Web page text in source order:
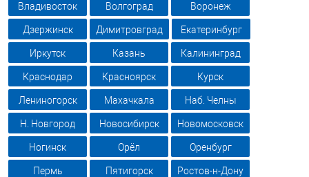
Владивосток Волгоград Воронеж
Дзержинск Димитровград Екатеринбург
Иркутск Казань Калининград
Краснодар Красноярск Курск
Лениногорск Махачкала Наб. Челны
Н. Новгород Новосибирск Новомосковск
Ногинск Орёл Оренбург
Пермь Пятигорск Ростов-н-Дону